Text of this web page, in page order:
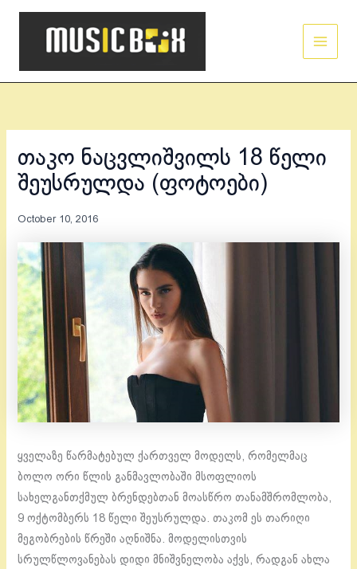
Skip
თაკო ნაცვლიშვილს 18 წელი
შეუსრულდა (ფოტოები)
October 10, 2016
ყველაზე წარმატებულ ქართველ მოდელს, რომელმაც
ბოლო ორი წლის განმავლობაში მსოფლიოს
სახელგანთქმულ ბრენდებთან მოასწრო თანამშრომლობა,
9 ოქტომბერს 18 წელი შეუსრულდა. თაკომ ეს თარიღი
მეგობრების წრეში აღნიშნა. მოდელისთვის
სრულწლოვანებას დიდი მნიშვნელობა აქვს, რადგან ახლა